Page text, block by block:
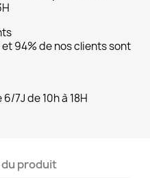
94% de nos clients sont
7J de 10h à 18H
produit